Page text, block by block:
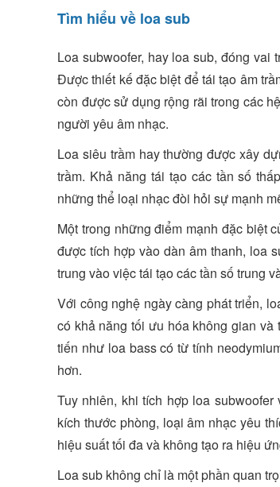
Tìm hiểu về loa sub
Loa subwoofer, hay loa sub, đóng vai
Được thiết kế đặc biệt để tái tạo âm
còn được sử dụng rộng rãi trong các
người yêu âm nhạc.
Loa siêu trầm hay thường được xây
trầm. Khả năng tái tạo các tần số
những thể loại nhạc đòi hỏi sự mạnh
Một trong những điểm mạnh đặc biệt
được tích hợp vào dàn âm thanh, loa
trung vào việc tái tạo các tần số trung
Với công nghệ ngày càng phát triển,
có khả năng tối ưu hóa không gian
tiến như loa bass có từ tính
hơn.
Tuy nhiên, khi tích hợp loa
kích thước phòng, loại âm nhạc yêu
hiệu suất tối đa và không tạo ra hiệu
Loa sub không chỉ là một phần quan